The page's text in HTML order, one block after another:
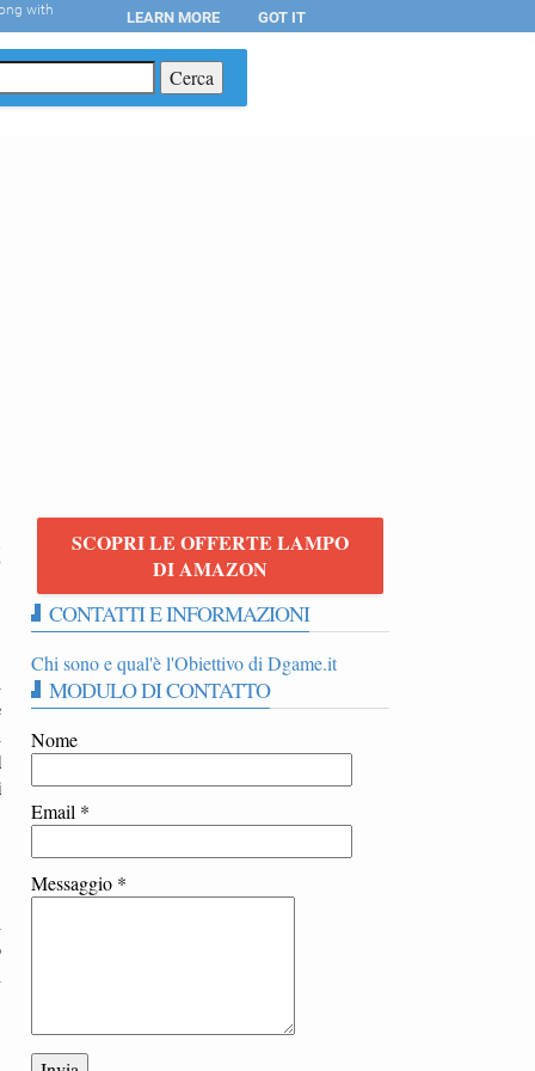
SCOPRI LE OFFERTE LAMPO
DI AMAZON
CONTATTI E INFORMAZIONI
Chi sono e qual'è l'Obiettivo di Dgame.it
MODULO DI CONTATTO
Nome
Email *
Messaggio *
with LEARN MORE GOT IT